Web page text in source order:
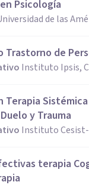
Psicología
de las
Trastorno de
Instituto Ipsis,
Terapia
y Trauma
Instituto
terapia